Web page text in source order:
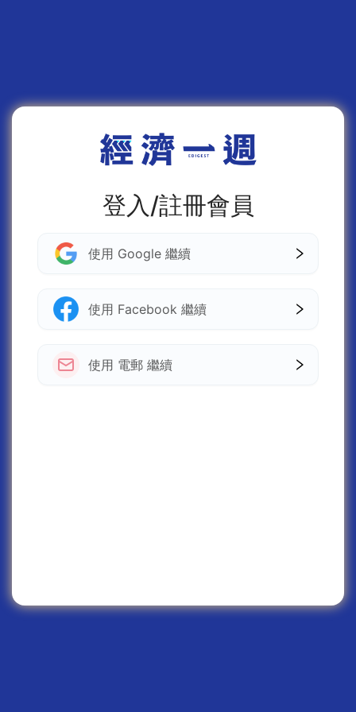
登入/註冊會員
使用 Google 繼續
使用 Facebook 繼續
使用 電郵 繼續